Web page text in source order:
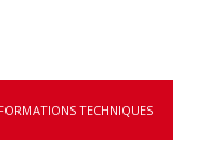
TECHNIQUES